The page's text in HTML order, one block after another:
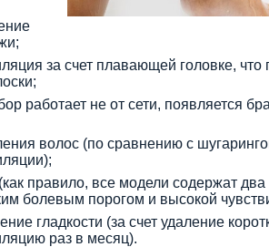
за счет плавающей головке, что
работает не от сети, появляется
волос (по сравнению с
правило, все модели содержат
болевым порогом и высокой
гладкости (за счет удаление
раз в месяц).